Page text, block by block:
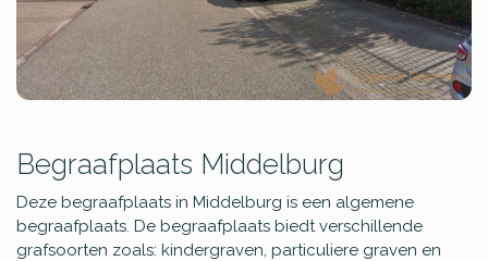
Begraafplaats Middelburg
Deze begraafplaats in Middelburg is een algemene
begraafplaats. De begraafplaats biedt verschillende
grafsoorten zoals: kindergraven, particuliere graven en